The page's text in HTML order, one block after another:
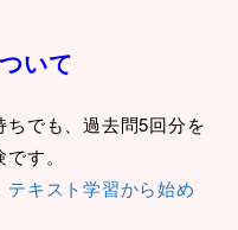
いて
でも、過去問5回分を
す。
テキスト学習から始め